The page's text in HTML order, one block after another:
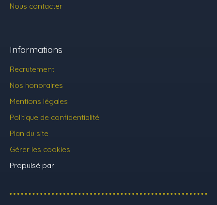
Nous contacter
Informations
Recrutement
Nos honoraires
Mentions légales
Politique de confidentialité
Plan du site
Gérer les cookies
Propulsé par